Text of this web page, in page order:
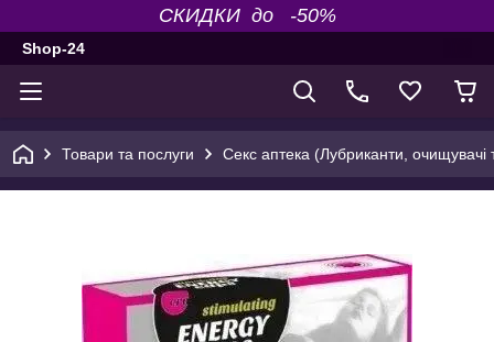
СКИДКИ до -50%
Shop-24
Товари та послуги Секс аптека (Лубриканти, очищувачі